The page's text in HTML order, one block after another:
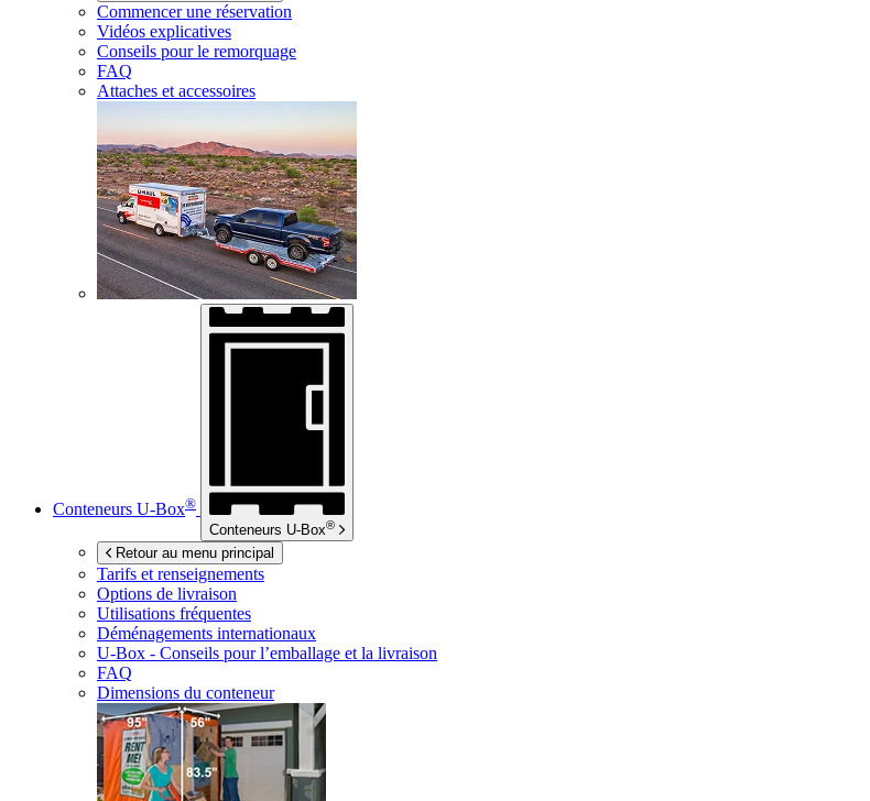
Commencer une réservation
Vidéos explicatives
Conseils pour le remorquage
FAQ
Attaches et accessoires
Conteneurs U-Box®
Conteneurs U-Box®
Retour au menu principal
Tarifs et renseignements
Options de livraison
Utilisations fréquentes
Déménagements internationaux
U-Box - Conseils pour l’emballage et la livraison
FAQ
Dimensions du conteneur